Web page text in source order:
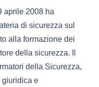
aprile 2008 ha
di sicurezza sul
alla formazione dei
della sicurezza. Il
della Sicurezza,
giuridica e